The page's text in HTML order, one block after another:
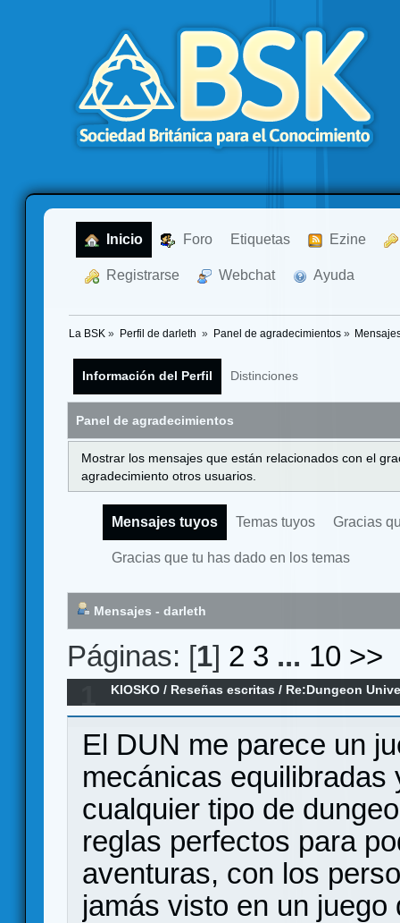
Inicio Foro Etiquetas Ezine
Registrarse Webchat Ayuda
La BSK » Perfil de darleth » Panel de agradecimientos»
Información del Perfil Distinciones
Panel de agradecimientos
Mostrar los mensajes que están relacionados con el
agradecimiento otros usuarios.
Mensajes tuyos Temas tuyos Gracias
Gracias que tu has dado en los temas
Mensajes - darleth
Páginas: [1] 2 3 ... 10 >>
KIOSKO / Reseñas escritas / Re:Dungeon
El DUN me parece un
mecánicas
cualquier tipo de
reglas perfectos para
aventuras, con los
jamás visto en un